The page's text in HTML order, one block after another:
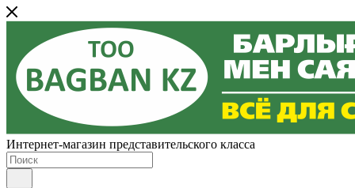
Интернет-магазин представительского класса